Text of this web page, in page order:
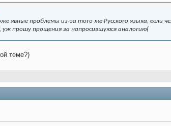
явные проблемы из-за того же Русского языка, если
прошу прощения за напросившуюся аналогию(
теме?)